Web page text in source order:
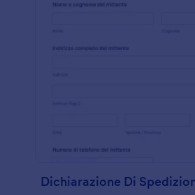
Dichiarazione Di